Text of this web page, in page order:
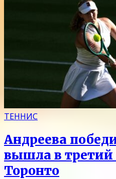
ТЕННИС
Андреева
вышла в третий
Торонто